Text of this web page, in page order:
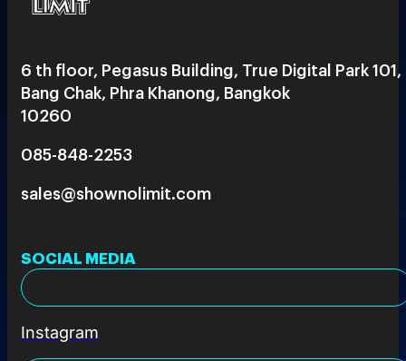
6 th floor, Pegasus Building, True Digital Park 101,
Bang Chak, Phra Khanong, Bangkok
10260
085-848-2253
sales@shownolimit.com
SOCIAL MEDIA
Instagram